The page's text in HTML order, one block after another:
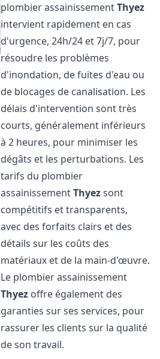
plombier assainissementThyez
intervient rapidement en cas
d'urgence, 24h/24 et 7j/7, pour
résoudre les problèmes
d'inondation, de fuites d'eau ou
de blocages de canalisation. Les
délais d'intervention sont très
courts, généralement inférieurs
à 2 heures, pour minimiser les
dégâts et les perturbations. Les
tarifs du plombier
assainissementThyezsont
compétitifs et transparents,
avec des forfaits clairs et des
détails sur les coûts des
matériaux et de la main-d'œuvre.
Le plombier assainissement
Thyez offre également des
garanties sur ses services, pour
rassurer les clients sur la qualité
de son travail.